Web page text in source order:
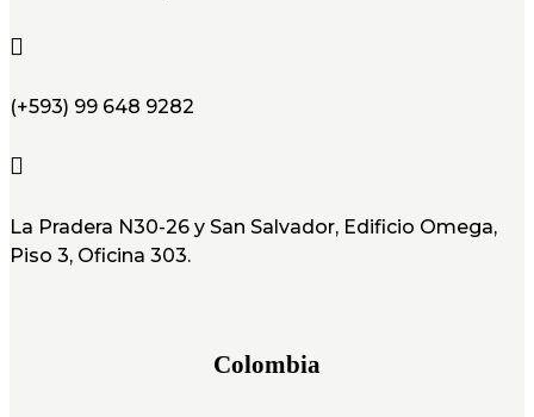

(+593) 99 648 9282

La Pradera N30-26 y San Salvador, Edificio Omega,
Piso 3, Oficina 303.
Colombia